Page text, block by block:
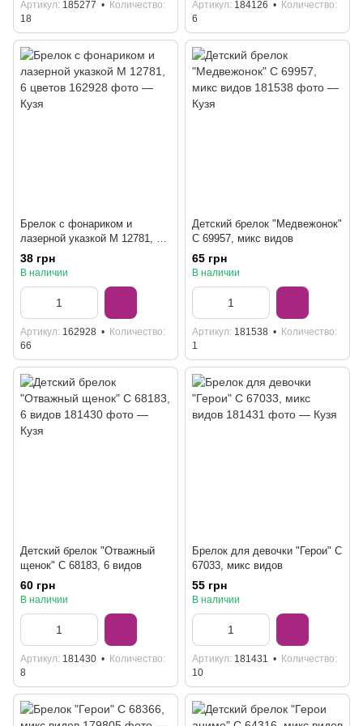
Артикул 185277
Количество
18
Артикул 184126
Количество
6
Брелок с фонариком и
лазерной указкой M 12781, 6
цветов
38 грн
В наличии
Артикул 162928
Количество
66
Детский брелок "Медвежонок"
C 69957, микс видов
65 грн
В наличии
Артикул 181538
Количество
1
Детский брелок "Отважный
щенок" C 68183, 6 видов
60 грн
В наличии
Артикул 181430
Количество
8
Брелок для девочки "Герои" C
67033, микс видов
55 грн
В наличии
Артикул 181431
Количество
10